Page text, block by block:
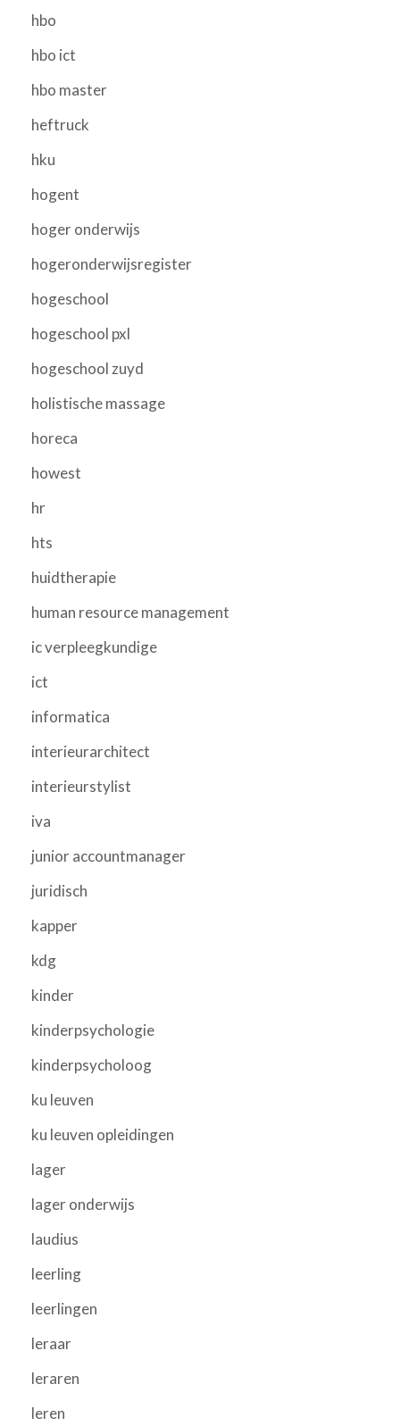
hbo
hbo ict
hbo master
heftruck
hku
hogent
hoger onderwijs
hogeronderwijsregister
hogeschool
hogeschool pxl
hogeschool zuyd
holistische massage
horeca
howest
hr
hts
huidtherapie
human resource management
ic verpleegkundige
ict
informatica
interieurarchitect
interieurstylist
iva
junior accountmanager
juridisch
kapper
kdg
kinder
kinderpsychologie
kinderpsycholoog
ku leuven
ku leuven opleidingen
lager
lager onderwijs
laudius
leerling
leerlingen
leraar
leraren
leren